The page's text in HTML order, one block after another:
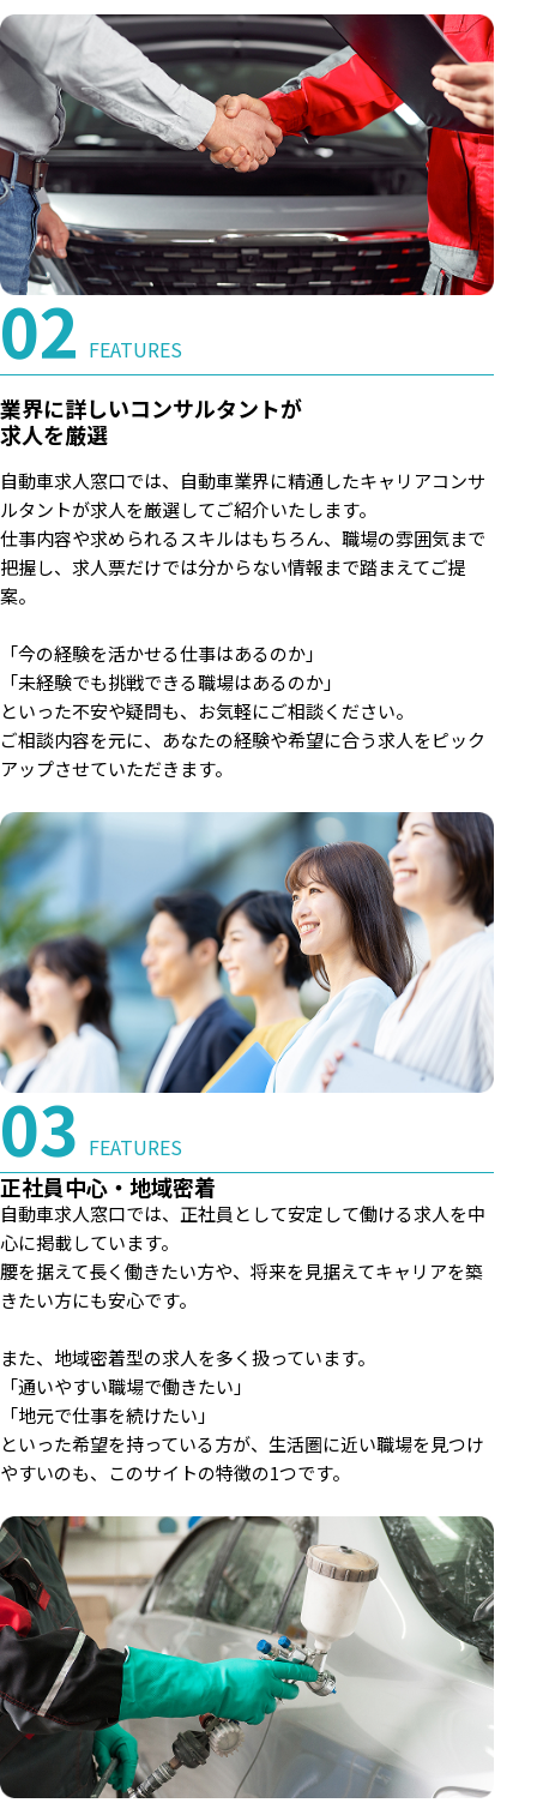
FEATURES
業界に詳しいコンサルタントが
求人を厳選
自動車求人窓口では、自動車業界に精通したキャリアコンサ
ルタントが求人を厳選してご紹介いたします。
仕事内容や求められるスキルはもちろん、職場の雰囲気まで
把握し、求人票だけでは分からない情報まで踏まえてご提
案。
「今の経験を活かせる仕事はあるのか」
「未経験でも挑戦できる職場はあるのか」
といった不安や疑問も、お気軽にご相談ください。
ご相談内容を元に、あなたの経験や希望に合う求人をピック
アップさせていただきます。
FEATURES
正社員中心・地域密着
自動車求人窓口では、正社員として安定して働ける求人を中
心に掲載しています。
腰を据えて長く働きたい方や、将来を見据えてキャリアを築
きたい方にも安心です。
また、地域密着型の求人を多く扱っています。
「通いやすい職場で働きたい」
「地元で仕事を続けたい」
といった希望を持っている方が、生活圏に近い職場を見つけ
やすいのも、このサイトの特徴の1つです。